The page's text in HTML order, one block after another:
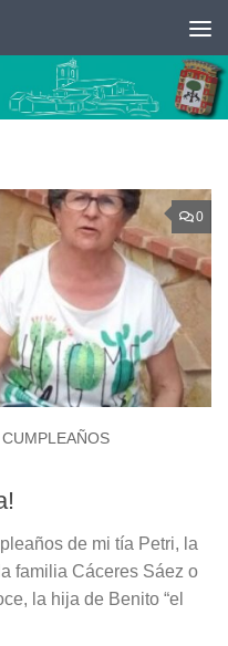
0
CUMPLEAÑOS
de mi tía Petri, la
familia Cáceres Sáez o
la hija de Benito “el